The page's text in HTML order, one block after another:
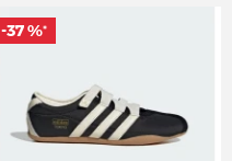
-37 %*
-37 %*